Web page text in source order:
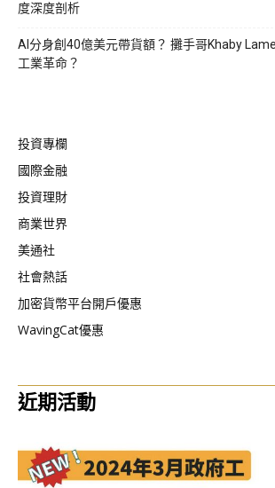
度深度剖析
AI分身創40億美元帶貨額？ 攤手哥Khaby
工業革命？
投資專欄
國際金融
投資理財
商業世界
美通社
社會熱話
加密貨幣平台開戶優惠
WavingCat優惠
近期活動